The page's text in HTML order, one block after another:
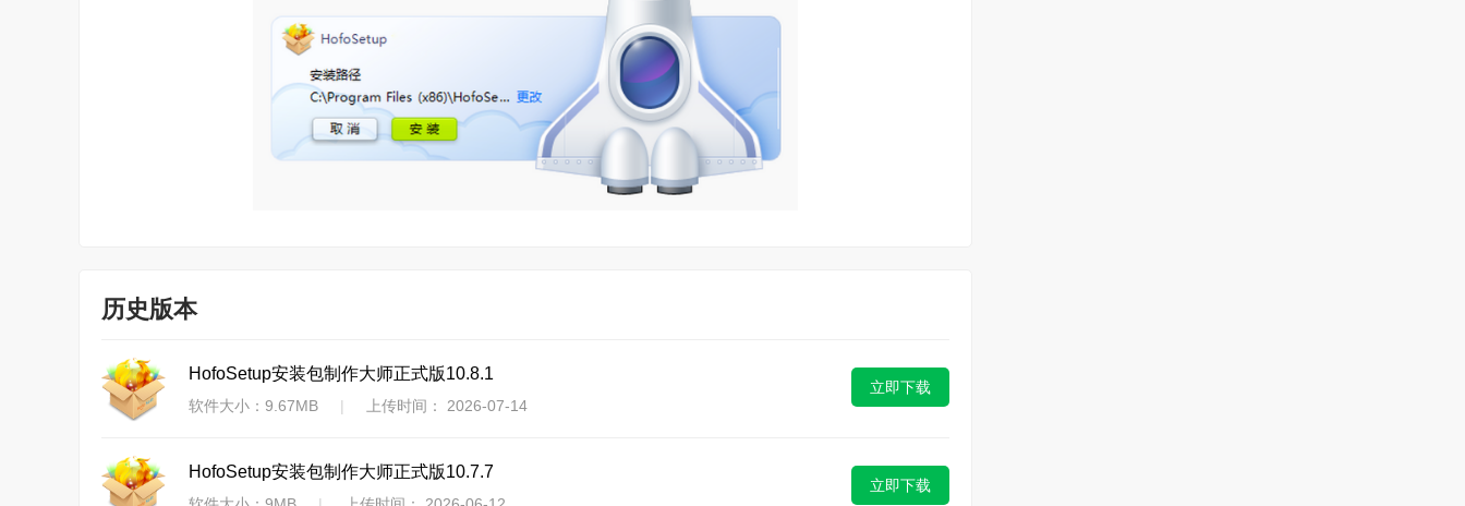
历史版本
HofoSetup安装包制作大师正式版10.8.1
软件大小：9.67MB | 上传时间： 2026-07-14
立即下载
HofoSetup安装包制作大师正式版10.7.7
立即下载